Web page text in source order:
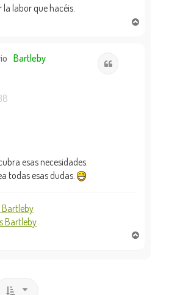
labor que hacéis.
Bartleby
esas necesidades.
todas esas dudas.
Bartleby